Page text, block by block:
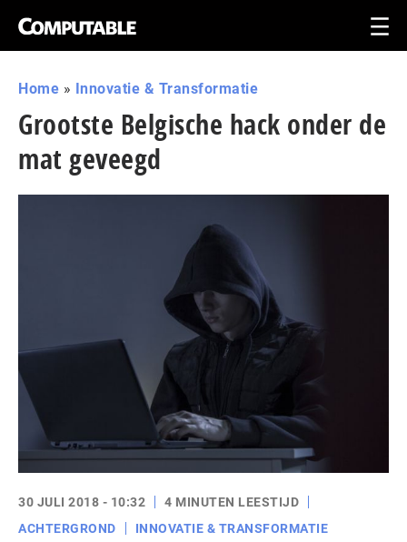
Home » Innovatie & Transformatie
Grootste Belgische hack onder de
mat geveegd
30 JULI 2018 - 10:32
4 MINUTEN LEESTIJD
ACHTERGROND
INNOVATIE & TRANSFORMATIE